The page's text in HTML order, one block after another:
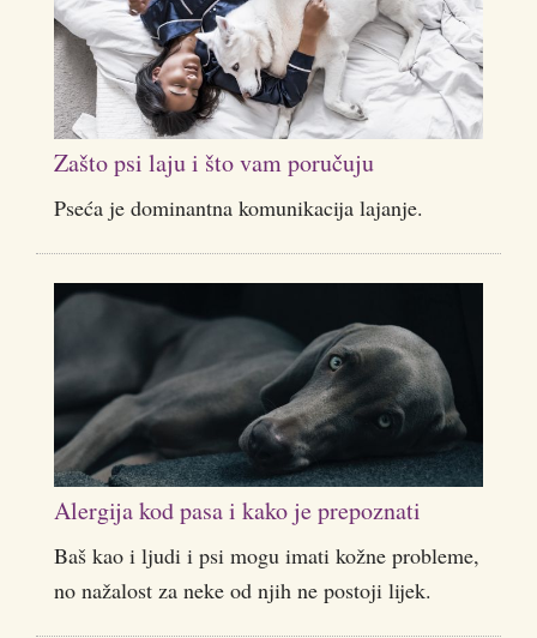
Zašto psi laju i što vam poručuju
Pseća je dominantna komunikacija lajanje.
Alergija kod pasa i kako je prepoznati
Baš kao i ljudi i psi mogu imati kožne probleme,
no nažalost za neke od njih ne postoji lijek.